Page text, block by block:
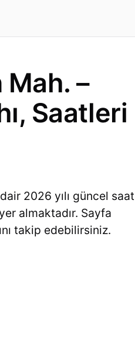
Mah. –
Saatleri
2026 yılı güncel saat
almaktadır. Sayfa
takip edebilirsiniz.